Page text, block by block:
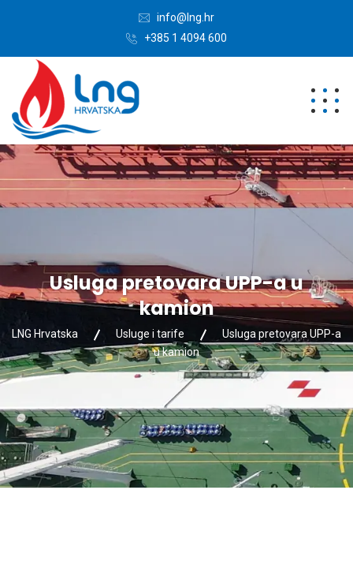
info@lng.hr
+385 1 4094 600
Usluga pretovara UPP-a u
kamion
LNG Hrvatska Usluge i tarife
Usluga pretovara UPP-a
u kamion